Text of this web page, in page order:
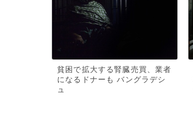
貧困で拡大する腎臓売買、業者
になるドナーも バングラデシ
ュ